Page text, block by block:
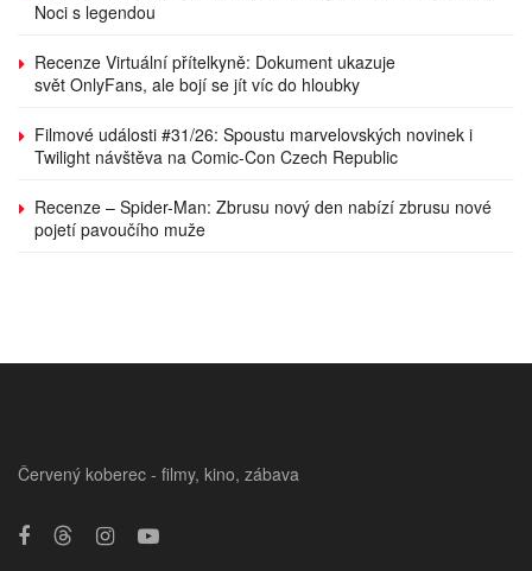
Noci s legendou
Recenze Virtuální přítelkyně: Dokument ukazuje
svět OnlyFans, ale bojí se jít víc do hloubky
Filmové události #31/26: Spoustu marvelovských novinek i
Twilight návštěva na Comic-Con Czech Republic
Recenze – Spider-Man: Zbrusu nový den nabízí zbrusu nové
pojetí pavoučího muže
Červený koberec - filmy, kino, zábava